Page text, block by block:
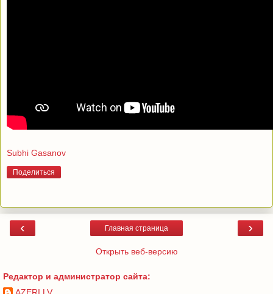
Subhi Gasanov
Поделиться
‹ ›
Главная страница
Открыть веб-версию
Редактор и администратор сайта: